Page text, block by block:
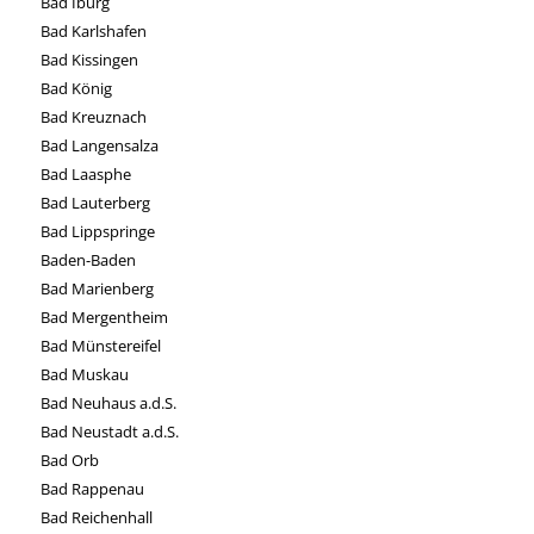
Bad Karlshafen
Bad Kissingen
Bad König
Bad Kreuznach
Bad Langensalza
Bad Laasphe
Bad Lauterberg
Bad Lippspringe
Baden-Baden
Bad Marienberg
Bad Mergentheim
Bad Münstereifel
Bad Muskau
Bad Neuhaus a.d.S.
Bad Neustadt a.d.S.
Bad Orb
Bad Rappenau
Bad Reichenhall